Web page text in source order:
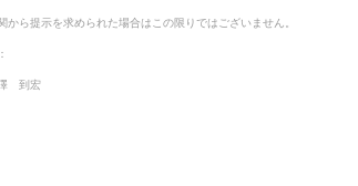
から提示を求められた場合はこの限りではございません。
澤 到宏